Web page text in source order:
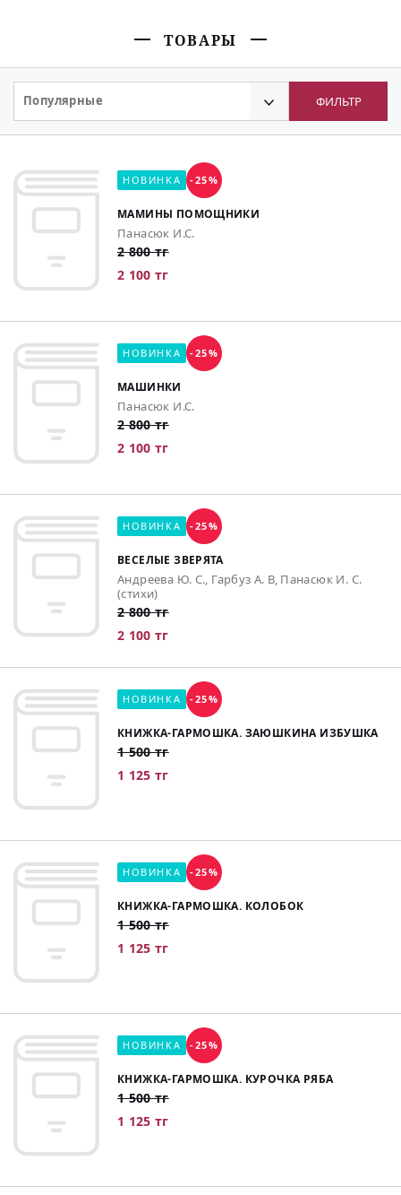
ТОВАРЫ
Популярные ФИЛЬТР
НОВИНКА -25%
МАМИНЫ ПОМОЩНИКИ
Панасюк И.С.
2 800 тг
2 100 тг
НОВИНКА -25%
МАШИНКИ
Панасюк И.С.
2 800 тг
2 100 тг
НОВИНКА -25%
ВЕСЕЛЫЕ ЗВЕРЯТА
Андреева Ю. С., Гарбуз А. В, Панасюк И. С.
(стихи)
2 800 тг
2 100 тг
НОВИНКА -25%
КНИЖКА-ГАРМОШКА. ЗАЮШКИНА ИЗБУШКА
1 500 тг
1 125 тг
НОВИНКА -25%
КНИЖКА-ГАРМОШКА. КОЛОБОК
1 500 тг
1 125 тг
НОВИНКА -25%
КНИЖКА-ГАРМОШКА. КУРОЧКА РЯБА
1 500 тг
1 125 тг